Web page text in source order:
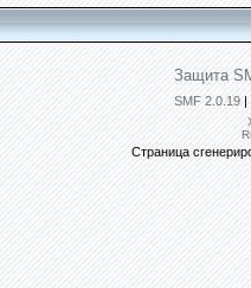
Защита
SMF 2.0.19 |
Страница